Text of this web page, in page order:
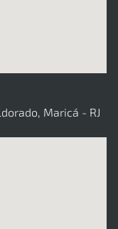
Maricá - RJ